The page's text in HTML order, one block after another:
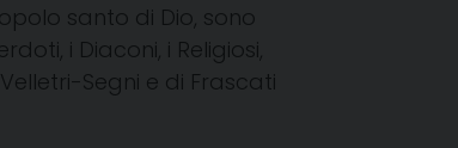
santo di Dio, sono
i Diaconi, i Religiosi,
Segni e di Frascati